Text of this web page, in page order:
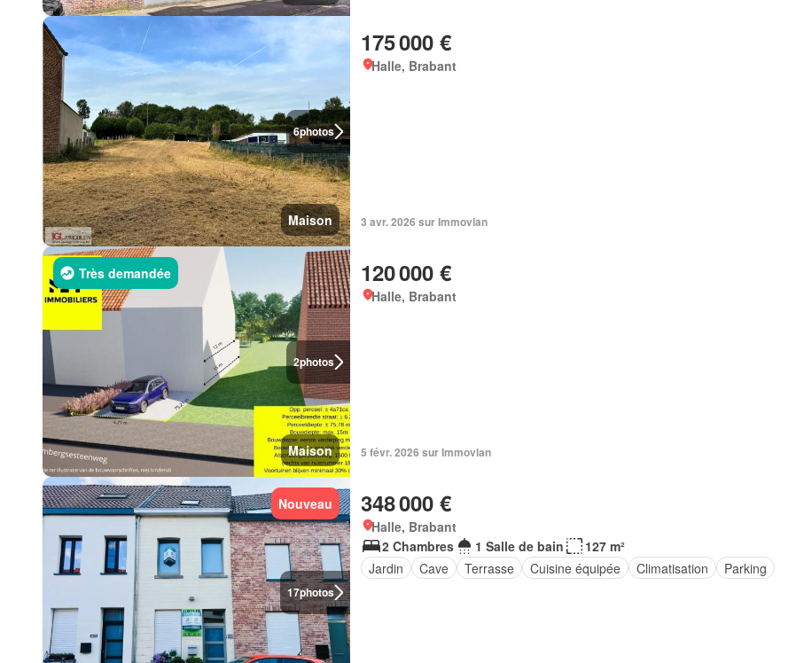
6photos
Maison
175 000 €
Halle, Brabant
3 avr. 2026 sur Immovlan
2photos
Très demandée
Maison
120 000 €
Halle, Brabant
5 févr. 2026 sur Immovlan
17photos
Nouveau 348 000 €
Halle, Brabant
2 Chambres
1 Salle de bain
127 m²
Jardin
Cave Terrasse Cuisine équipée Climatisation Parking